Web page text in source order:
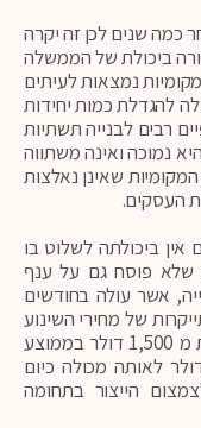
כמה שנים לכן זה יקרה
ביכולת של הממשלה
נמצאות לעיתים
להגדלת כמות יחידות
רבים לבנייה תשתיות
נמוכה ואינה משתווה
שאינן נאלצות
העסקים.
אין ביכולתה לשלוט בו
שלא פוסח גם על ענף
אשר עולה בחודשים
לחודש. התייקרות של מחירי השינוע
בעולם שעלו בממוצע בשנה וחצי האחרונות מ 1,500 דולר בממוצע
מהמזרח ל 18-17 אלף דולר לאותה מכולה כיום
הייצור בתחומה